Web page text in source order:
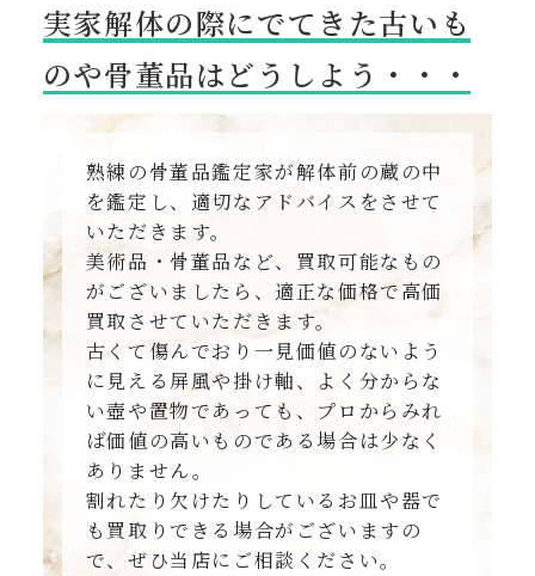
実家解体の際にでてきた古いも
のや骨董品はどうしよう・・・
熟練の骨董品鑑定家が解体前の蔵の中
を鑑定し、適切なアドバイスをさせて
いただきます。
美術品・骨董品など、買取可能なもの
がございましたら、適正な価格で高価
買取させていただきます。
古くて傷んでおり一見価値のないよう
に見える屏風や掛け軸、よく分からな
い壺や置物であっても、プロからみれ
ば価値の高いものである場合は少なく
ありません。
割れたり欠けたりしているお皿や器で
も買取りできる場合がございますの
で、ぜひ当店にご相談ください。